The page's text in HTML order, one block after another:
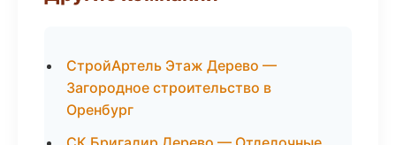
СтройАртель Этаж Дерево —
Загородное строительство в
Оренбург